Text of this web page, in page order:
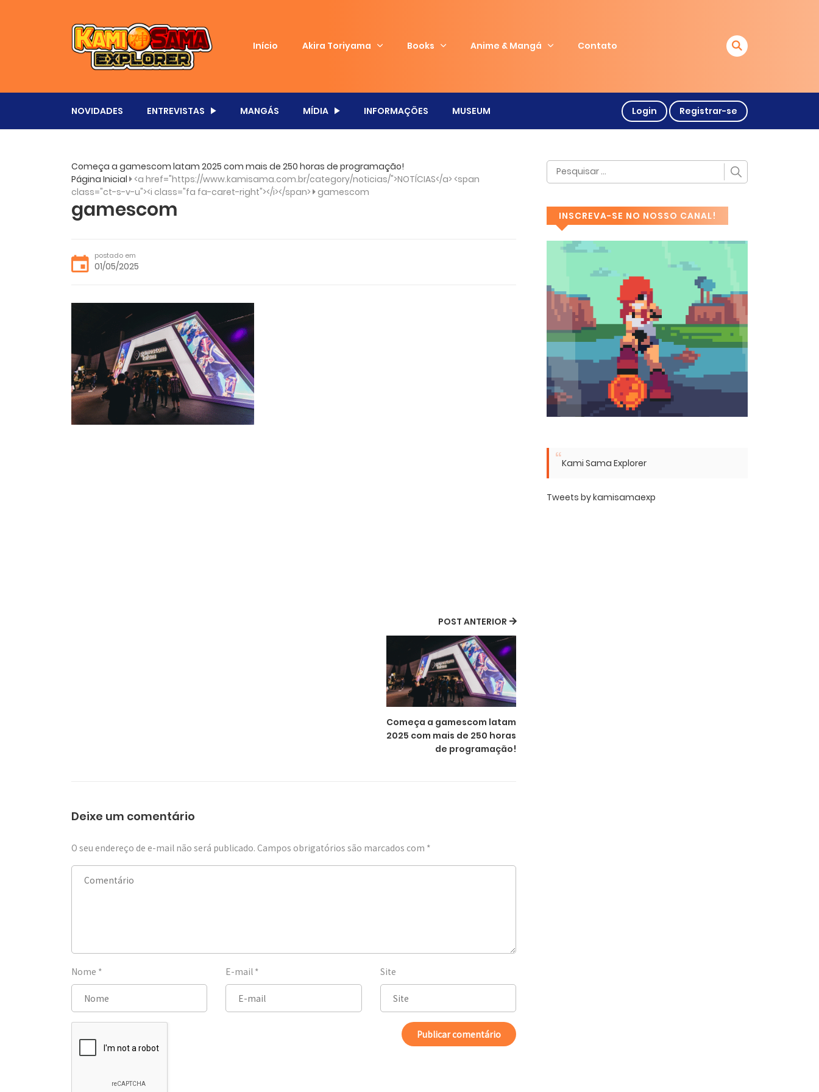
Início Akira Toriyama Books Anime & Mangá Contato
NOVIDADES ENTREVISTAS MANGÁS MÍDIA INFORMAÇÕES MUSEUM Login Registrar-se
Começa a gamescom latam 2025 com mais de 250 horas de programação!
Página Inicial <a href="https://www.kamisama.com.br/category/noticias/">NOTÍCIAS</a> <span
class="ct-s-v-u"><i class="fa fa-caret-right"></i></span> gamescom
gamescom
postado em
01/05/2025
POST ANTERIOR
Começa a gamescom latam
2025 com mais de 250 horas
de programação!
Deixe um comentário
O seu endereço de e-mail não será publicado. Campos obrigatórios são marcados com *
Nome * E-mail * Site
INSCREVA-SE NO NOSSO CANAL!
Kami Sama Explorer
Tweets by kamisamaexp